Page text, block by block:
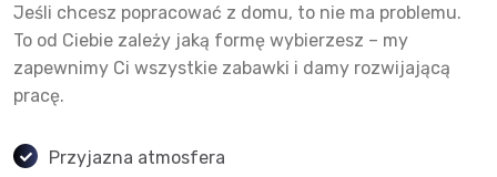
Jeśli chcesz popracować z domu, to nie ma problemu.
To od Ciebie zależy jaką formę wybierzesz – my
zapewnimy Ci wszystkie zabawki i damy rozwijającą
pracę.
Przyjazna atmosfera